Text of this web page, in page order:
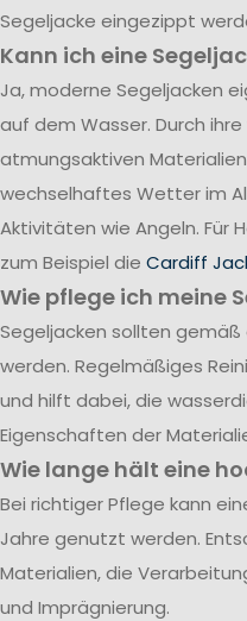
Segeljacke eingezippt
Kann ich eine
Ja, moderne Segeljacken
auf dem Wasser. Durch
atmungsaktiven
wechselhaftes Wetter im
Aktivitäten wie Angeln. Für
zum Beispiel die Cardiff
Wie pflege ich meine
Segeljacken sollten
werden. Regelmäßiges
und hilft dabei, die
Eigenschaften der
Wie lange hält eine
Bei richtiger Pflege kann
Jahre genutzt werden.
Materialien, die
und Imprägnierung.